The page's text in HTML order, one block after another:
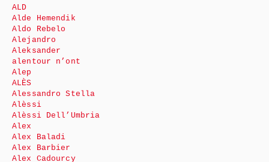
ALD
Alde Hemendik
Aldo Rebelo
Alejandro
Aleksander
alentour n’ont
Alep
ALÈS
Alessandro Stella
Alèssi
Alèssi Dell’Umbria
Alex
Alex Baladi
Alex Barbier
Alex Cadourcy